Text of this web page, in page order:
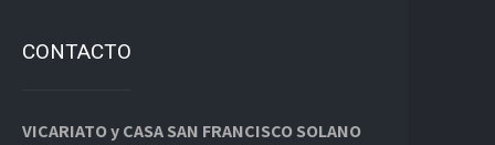
CONTACTO
VICARIATO y CASA SAN FRANCISCO SOLANO